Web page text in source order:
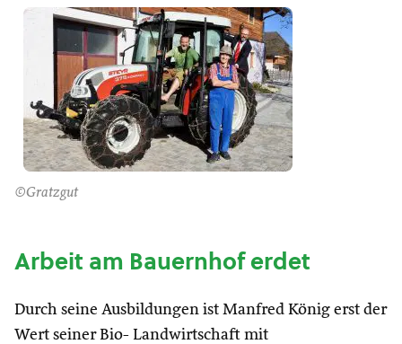
©Gratzgut
Arbeit am Bauernhof erdet
Durch seine Ausbildungen ist Manfred König erst der
Wert seiner Bio- Landwirtschaft mit